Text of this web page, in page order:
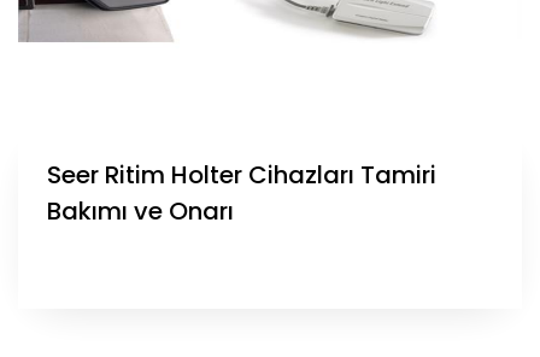
Seer Ritim Holter Cihazları Tamiri
Bakımı ve Onarı